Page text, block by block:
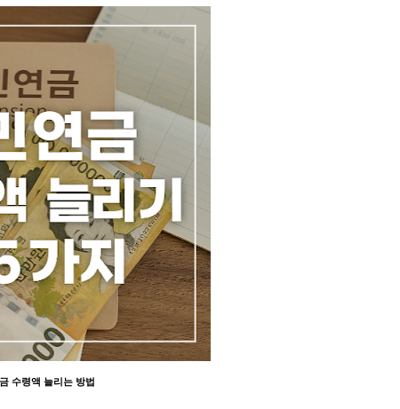
수령액 늘리는 방법